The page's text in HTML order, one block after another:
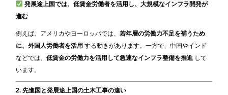
発展途上国では、低賃金労働者を活用し、大規模なインフラ開発が
進む
例えば、アメリカやヨーロッパでは、若年層の労働力不足を補うため
に、外国人労働者を活用 する動きがあります。一方で、中国やインド
などでは、低賃金の労働力を活用して急速なインフラ整備を推進 して
います。
2. 先進国と発展途上国の土木工事の違い